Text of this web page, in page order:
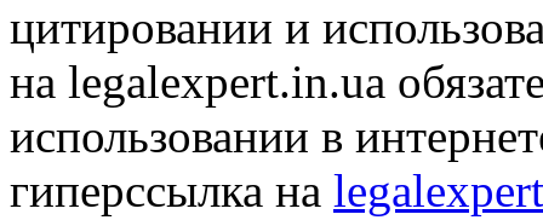
цитировании и
на legalexpert.in.ua
использовании в
гиперссылка на